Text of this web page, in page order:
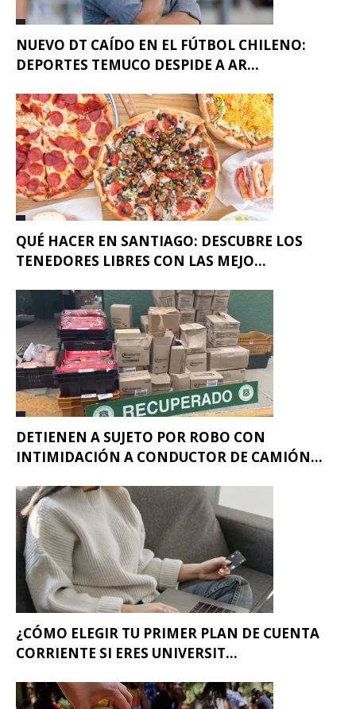
NUEVO DT CAÍDO EN EL FÚTBOL CHILENO:
DEPORTES TEMUCO DESPIDE A AR...
QUÉ HACER EN SANTIAGO: DESCUBRE LOS
TENEDORES LIBRES CON LAS MEJO...
DETIENEN A SUJETO POR ROBO CON
INTIMIDACIÓN A CONDUCTOR DE CAMIÓN...
¿CÓMO ELEGIR TU PRIMER PLAN DE CUENTA
CORRIENTE SI ERES UNIVERSIT...